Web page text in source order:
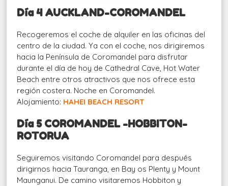
Día 4 AUCKLAND-COROMANDEL
Recogeremos el coche de alquiler en las oficinas del
centro de la ciudad. Ya con el coche, nos dirigiremos
hacia la Península de Coromandel para disfrutar
durante el día de hoy de Cathedral Cave, Hot Water
Beach entre otros atractivos que nos ofrece esta
región costera. Noche en Coromandel.
Alojamiento: HAHEI BEACH RESORT
Día 5 COROMANDEL -HOBBITON-
ROTORUA
Seguiremos visitando Coromandel para después
dirigirnos hacia Tauranga, en Bay os Plenty y Mount
Maunganui. De camino visitaremos Hobbiton y